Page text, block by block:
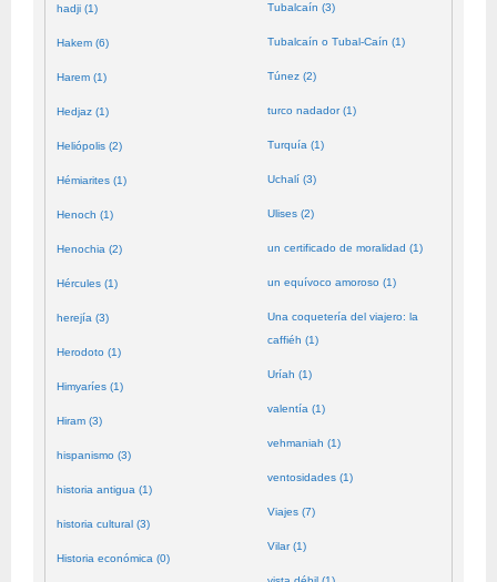
hadji (1)
Hakem (6)
Harem (1)
Hedjaz (1)
Heliópolis (2)
Hémiarites (1)
Henoch (1)
Henochia (2)
Hércules (1)
herejía (3)
Herodoto (1)
Himyaríes (1)
Hiram (3)
hispanismo (3)
historia antigua (1)
historia cultural (3)
Historia económica (0)
Tubalcaín (3)
Tubalcaín o Tubal-Caín (1)
Túnez (2)
turco nadador (1)
Turquía (1)
Uchalí (3)
Ulises (2)
un certificado de moralidad (1)
un equívoco amoroso (1)
Una coquetería del viajero: la
caffiéh (1)
Uríah (1)
valentía (1)
vehmaniah (1)
ventosidades (1)
Viajes (7)
Vilar (1)